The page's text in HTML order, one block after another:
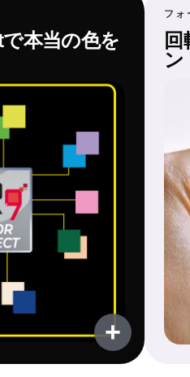
本当の色を
+
フォ
ン